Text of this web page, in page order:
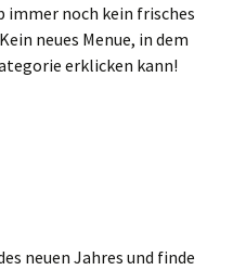
immer noch kein frisches
neues Menue, in dem
erklicken kann!
neuen Jahres und finde